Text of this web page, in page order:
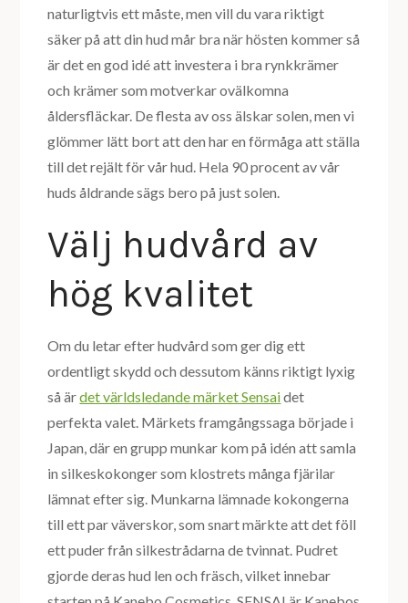
naturligtvis ett måste, men vill du vara riktigt
säker på att din hud mår bra när hösten kommer så
är det en god idé att investera i bra rynkkrämer
och krämer som motverkar ovälkomna
åldersfläckar. De flesta av oss älskar solen, men vi
glömmer lätt bort att den har en förmåga att ställa
till det rejält för vår hud. Hela 90 procent av vår
huds åldrande sägs bero på just solen.
Välj hudvård av
hög kvalitet
Om du letar efter hudvård som ger dig ett
ordentligt skydd och dessutom känns riktigt lyxig
så ärdet världsledande märket Sensaidet
perfekta valet. Märkets framgångssaga började i
Japan, där en grupp munkar kom på idén att samla
in silkeskokonger som klostrets många fjärilar
lämnat efter sig. Munkarna lämnade kokongerna
till ett par väverskor, som snart märkte att det föll
ett puder från silkestrådarna de tvinnat. Pudret
gjorde deras hud len och fräsch, vilket innebar